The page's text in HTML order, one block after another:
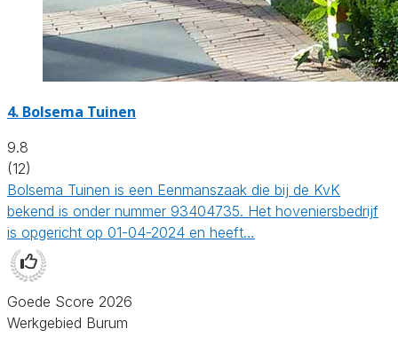
4. Bolsema Tuinen
9.8
(12)
Bolsema Tuinen is een Eenmanszaak die bij de KvK
bekend is onder nummer 93404735. Het hoveniersbedrijf
is opgericht op 01-04-2024 en heeft…
Goede Score 2026
Werkgebied Burum